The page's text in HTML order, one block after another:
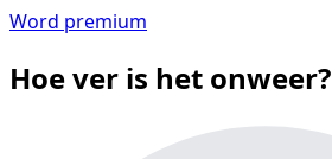
Word premium
Hoe ver is het onweer?